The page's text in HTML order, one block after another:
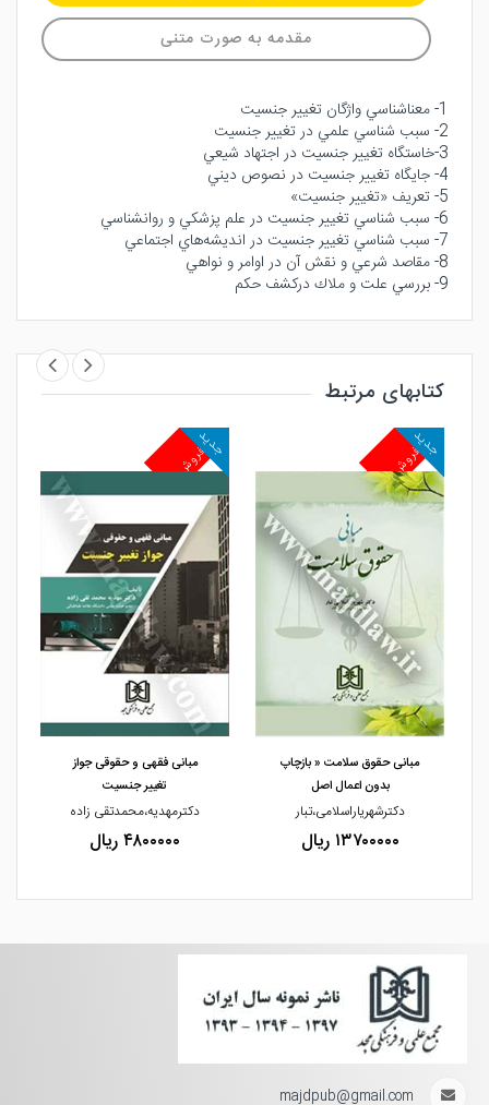
مقدمه به صورت متنی
1- معناشناسي واژگان تغيير جنسيت
2- سبب شناسي علمي در تغيير جنسيت
3-خاستگاه تغيير جنسيت در اجتهاد شيعي
4- جايگاه تغيير جنسيت در نصوص ديني
5- تعريف «تغيير جنسيت»
6- سبب شناسي تغيير جنسيت در علم پزشكي و روانشناسي
7- سبب شناسي تغيير جنسيت در انديشه‌هاي اجتماعي
8- مقاصد شرعي و نقش آن در اوامر و نواهي
9- بررسي علت و ملاك دركشف حكم
کتابهای مرتبط
مشاهده و خرید
پرفروش
جدید
مشاهده و خرید
مبانی حقوق سلامت « بازچاپ
بدون اعمال اصل
دکترشهریاراسلامی،تبار
۱۳۷۰۰۰۰۰ ریال
پرفروش
جدید
مبانی فقهی و حقوقی جواز
تغییر جنسیت
دکترمهدیه،محمدتقی زاده
۴۸۰۰۰۰۰ ریال
majdpub@gmail.com